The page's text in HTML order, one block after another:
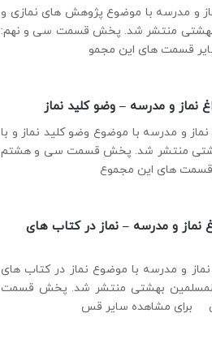
و مدرسه با موضوع پژوهش های نمازی و
بهشتی منتشر شد. پخش قسمت سی و نهم:
قسمت های این مجمو
و مدرسه – وضو کلید نماز
و مدرسه با موضوع وضو کلید نماز و با
بهشتی منتشر شد. پخش قسمت سی و هشتم
قسمت های این مجموع
و مدرسه – نماز در کتاب های
و مدرسه با موضوع نماز در کتاب های
بهشتی منتشر شد. پخش قسمت
برای مشاهده سایر قس